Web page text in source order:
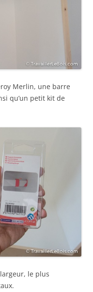
Merlin, une barre
qu’un petit kit de
le plus